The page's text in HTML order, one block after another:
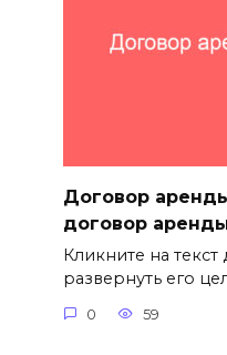
Договор
договор
Кликните на
развернуть его
0 59